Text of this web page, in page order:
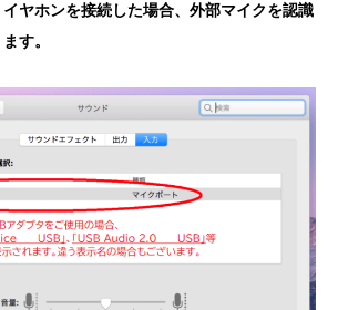
ヤホンを接続した場合、外部マイクを認識
す。